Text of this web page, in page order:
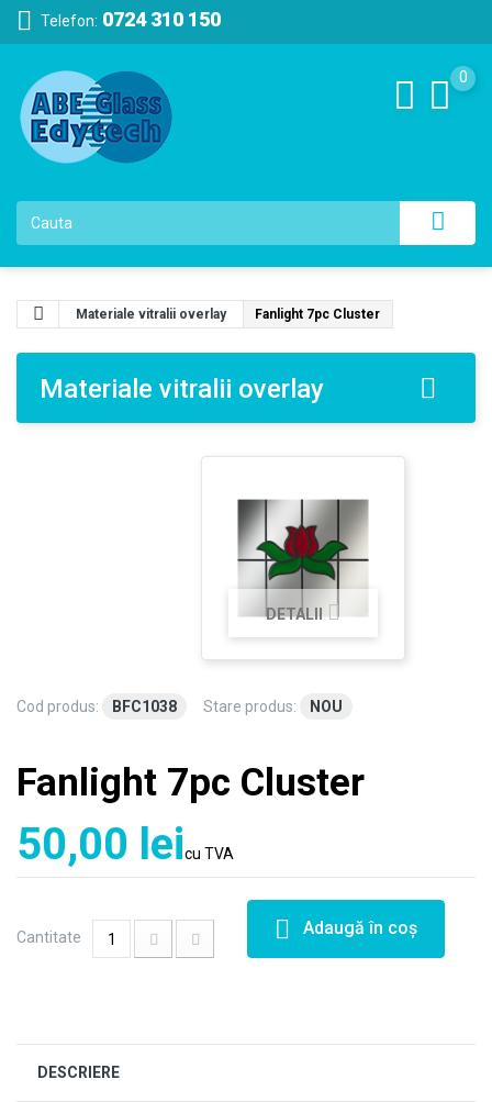
Telefon: 0724 310 150
0
Materiale vitralii overlay Fanlight 7pc Cluster
Materiale vitralii overlay
DETALII
Cod produs: BFC1038 Stare produs: NOU
Fanlight 7pc Cluster
50,00 leicu TVA
Cantitate Adaugă în coş
DESCRIERE